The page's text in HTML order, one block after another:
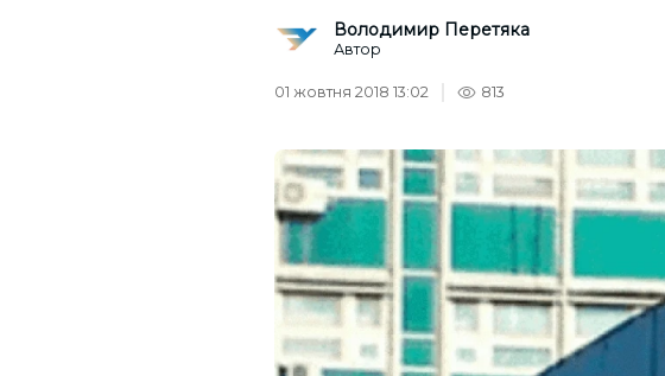
Володимир Перетяка
Автор
01 жовтня 2018 13:02 813